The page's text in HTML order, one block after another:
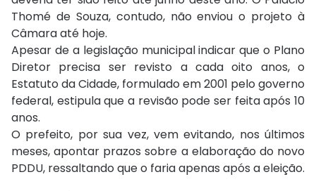
Thomé de Souza, contudo, não enviou o projeto à
Câmara até hoje.
Apesar de a legislação municipal indicar que o Plano
Diretor precisa ser revisto a cada oito anos, o
Estatuto da Cidade, formulado em 2001 pelo governo
federal, estipula que a revisão pode ser feita após 10
anos.
O prefeito, por sua vez, vem evitando, nos últimos
meses, apontar prazos sobre a elaboração do novo
PDDU, ressaltando que o faria apenas após a eleição.